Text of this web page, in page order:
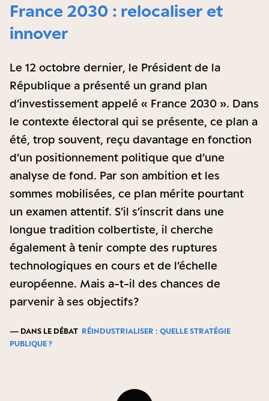
France 2030 : relocaliser et
innover
Le 12 octobre dernier, le Président de la
République a présenté un grand plan
d’investissement appelé « France 2030 ». Dans
le contexte électoral qui se présente, ce plan a
été, trop souvent, reçu davantage en fonction
d’un positionnement politique que d’une
analyse de fond. Par son ambition et les
sommes mobilisées, ce plan mérite pourtant
un examen attentif. S’il s’inscrit dans une
longue tradition colbertiste, il cherche
également à tenir compte des ruptures
technologiques en cours et de l’échelle
européenne. Mais a-t-il des chances de
parvenir à ses objectifs ?
— DANS LE DÉBAT RÉINDUSTRIALISER : QUELLE STRATÉGIE
PUBLIQUE ?